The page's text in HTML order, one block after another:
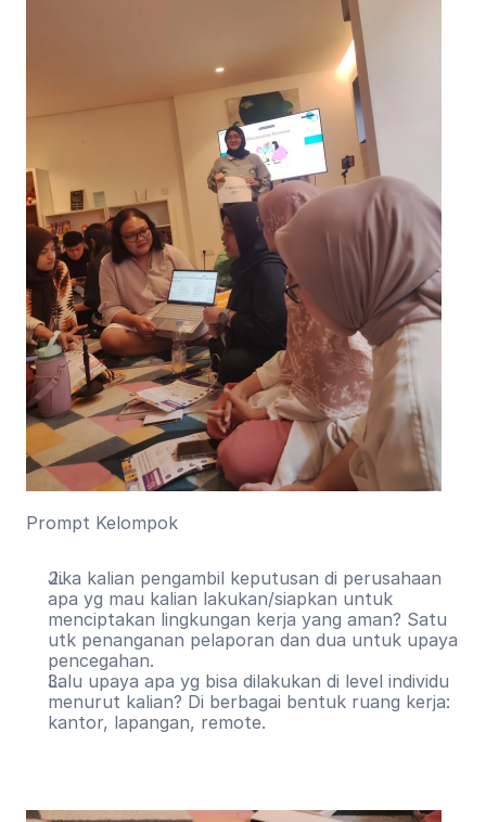
Prompt Kelompok
Jika kalian pengambil keputusan di perusahaan
apa yg mau kalian lakukan/siapkan untuk
menciptakan lingkungan kerja yang aman? Satu
utk penanganan pelaporan dan dua untuk upaya
pencegahan.
Lalu upaya apa yg bisa dilakukan di level individu
menurut kalian? Di berbagai bentuk ruang kerja:
kantor, lapangan, remote.